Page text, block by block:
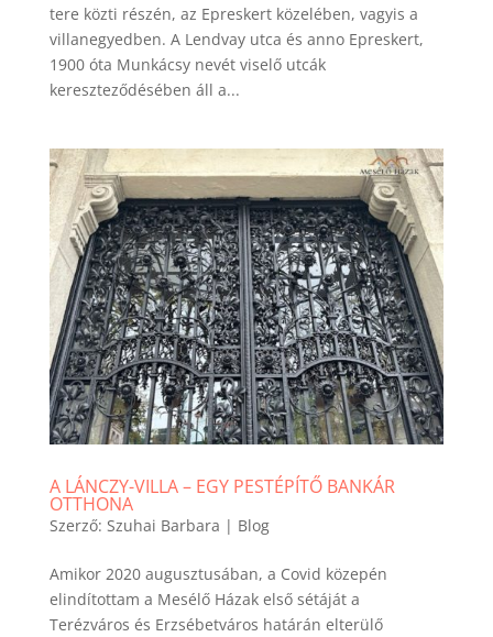
tere közti részén, az Epreskert közelében, vagyis a
villanegyedben. A Lendvay utca és anno Epreskert,
1900 óta Munkácsy nevét viselő utcák
kereszteződésében áll a...
A LÁNCZY-VILLA – EGY PESTÉPÍTŐ BANKÁR
OTTHONA
Szerző: Szuhai Barbara | Blog
Amikor 2020 augusztusában, a Covid közepén
elindítottam a Mesélő Házak első sétáját a
Terézváros és Erzsébetváros határán elterülő